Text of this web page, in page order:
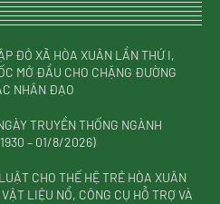
ĐỎ XÃ HÒA XUÂN LẦN THỨ I,
MỞ ĐẦU CHO CHẶNG ĐƯỜNG
NHÂN ĐẠO
TRUYỀN THỐNG NGÀNH
– 01/8/2026)
CHO THẾ HỆ TRẺ HÒA XUÂN
LIỆU NỔ, CÔNG CỤ HỖ TRỢ VÀ